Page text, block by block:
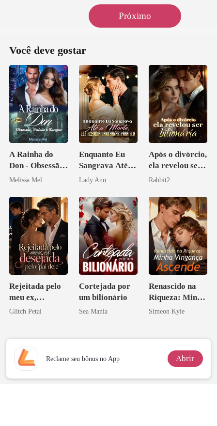
Próximo
Você deve gostar
A Rainha do
Don - Obsessão,
Paixão e Sangue
Melissa Mel
Enquanto Eu
Sangrava Até a
Morte, Ele
Lanternas Para
Ela
Lady Ann
Após o divórcio,
ela revelou ser
bilionária
Rabbit2
Rejeitada pelo
meu ex,
desejada pelo
Glitch Petal
Cortejada por
um bilionário
Sea Mania
Renascido na
Riqueza: Minha
Vingança
Simeon Kyle
Reclame seu bônus no App Abrir